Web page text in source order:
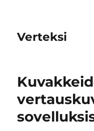
Verteksi